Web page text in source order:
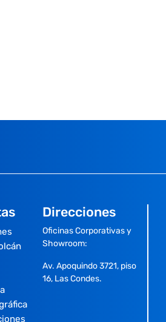
Direcciones
Oficinas Corporativas y
Showroom:
Av. Apoquindo 3721, piso
16, Las Condes.